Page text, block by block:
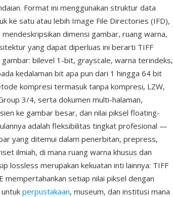
Format ini menggunakan struktur data
ke satu atau lebih Image File Directories (IFD),
dimensi gambar, ruang warna,
yang dapat diperluas ini berarti TIFF
bilevel 1-bit, grayscale, warna terindeks,
kedalaman bit apa pun dari 1 hingga 64 bit
kompresi termasuk tanpa kompresi, LZW,
3/4, serta dokumen multi-halaman,
ke gambar besar, dan nilai piksel floating-
adalah fleksibilitas tingkat profesional —
yang ditemui dalam penerbitan, prepress,
ilmiah, di mana ruang warna khusus dan
lossless merupakan kekuatan inti lainnya: TIFF
mempertahankan setiap nilai piksel dengan
perpustakaan, museum, dan institusi mana